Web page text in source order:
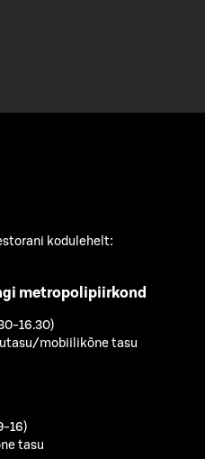
kodulehelt:
metropolipiirkond
16.30)
mobiilikõne tasu
16)
tasu